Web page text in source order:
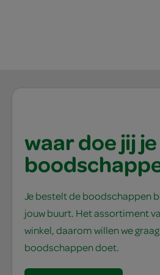
waar doe jij je
Je bestelt de boodschappen
jouw buurt. Het assortiment
winkel, daarom willen we
boodschappen doet.